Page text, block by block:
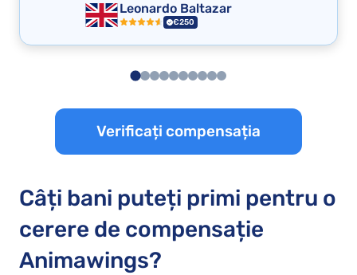
Leonardo Baltazar
€250
Verificați compensația
Câți bani puteți primi pentru o
cerere de compensație
Animawings?